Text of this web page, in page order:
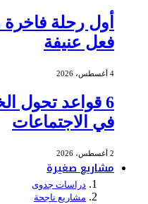
فعل عنيفة
4 أغسطس، 2026
6 قواعد تحول
في الاجتماعات
2 أغسطس، 2026
مشاريع صغيرة
دراسات جدوى
مشاريع ناجحة